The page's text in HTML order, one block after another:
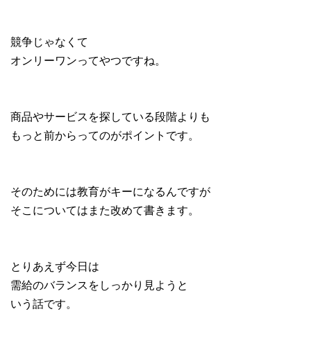
競争じゃなくて
オンリーワンってやつですね。
商品やサービスを探している段階よりも
もっと前からってのがポイントです。
そのためには教育がキーになるんですが
そこについてはまた改めて書きます。
とりあえず今日は
需給のバランスをしっかり見ようと
いう話です。